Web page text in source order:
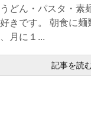
どん・パスタ・素
きです。 朝食に麺
月に１...
記事を読